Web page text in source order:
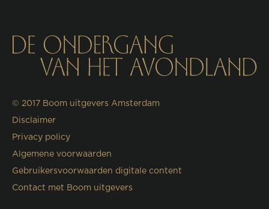
© 2017 Boom uitgevers Amsterdam
Disclaimer
Privacy policy
Algemene voorwaarden
Gebruikersvoorwaarden digitale content
Contact met Boom uitgevers